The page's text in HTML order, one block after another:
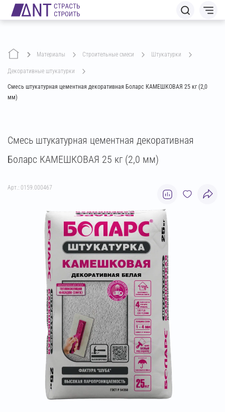
Материалы строительные смеси штукатурки
декоративные штукатурки
Смесь штукатурная цементная декоративная Боларс КАМЕШКОВАЯ 25 кг (2,0
мм)
Смесь штукатурная цементная декоративная
Боларс КАМЕШКОВАЯ 25 кг (2,0 мм)
Арт.: 0159.000467